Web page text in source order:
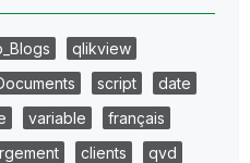
qlikview
script
date
variable
français
clients
qvd